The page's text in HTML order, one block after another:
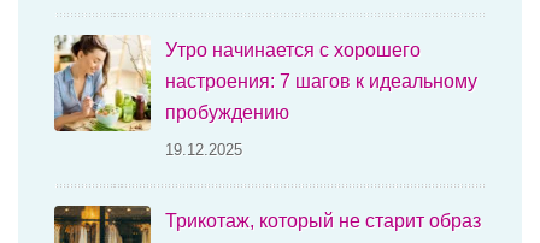
Утро начинается с хорошего
настроения: 7 шагов к идеальному
пробуждению
19.12.2025
Трикотаж, который не старит образ